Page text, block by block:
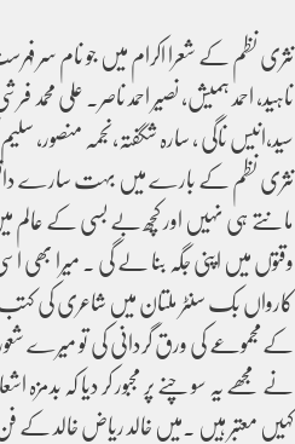
نثری نظم کے شعرا اکرام میں جو نام سر
ناہید، احمد ہمیش، نصیر احمد ناصر. علی
سید،انیس ناگی ، سارہ شگفتہ،نجمہ
نثری نظم کے بارے میں بہت سارے
مانتے ہی نہیں اور کچھ بے بسی کے
وقتوں میں اپنی جگہ بنا لے گی ۔ میرا
کارواں بک سنٹر ملتان میں شاعری کی
کےمجموعے کی ورق گردانی کی تو میرے شعور
نے مجھے یہ سوچنے پر مجبور کر دیا کہ بدمزہ
کہیں معتبر ہیں ۔میں خالد ریاض خالد